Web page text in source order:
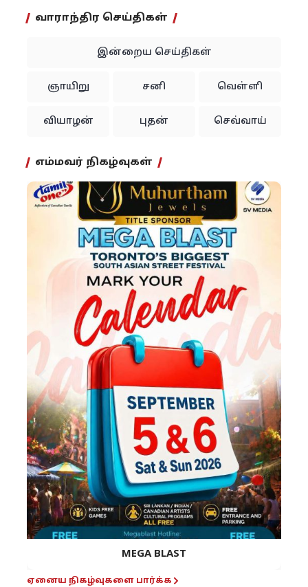
வாராந்திர செய்திகள்
இன்றைய செய்திகள்
ஞாயிறு சனி வெள்ளி
வியாழன் புதன் செவ்வாய்
எம்மவர் நிகழ்வுகள்
MEGA BLAST
ஏனைய நிகழ்வுகளை பார்க்க